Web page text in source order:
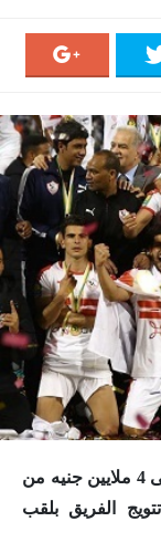
ينتظر مجلس إدارة نادي الزمالك حصوله على 4 ملايين جنيه من
الفريق بلقب